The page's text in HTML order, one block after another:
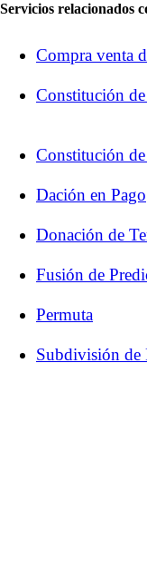
Servicios relacionados
Compra venta
Constitución
Constitución
Dación en Pago
Donación de
Fusión de
Permuta
Subdivisión de